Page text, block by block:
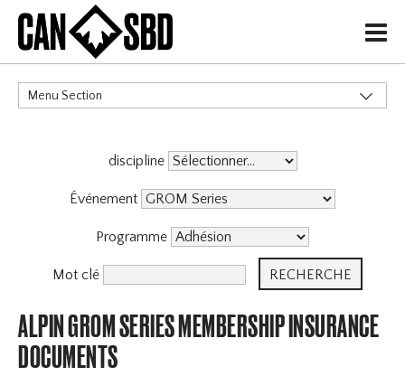
H
Menu Section
discipline
Événement
Programme
Mot clé
ALPIN GROM SERIES MEMBERSHIP INSURANCE
DOCUMENTS